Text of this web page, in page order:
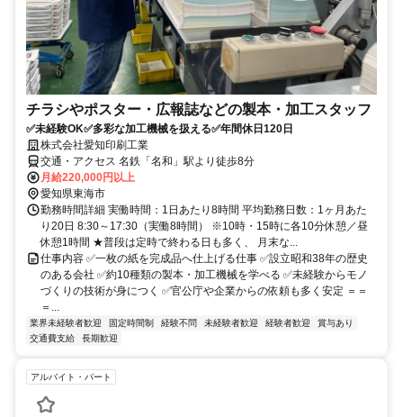
チラシやポスター・広報誌などの製本・加工スタッフ
✅未経験OK✅多彩な加工機械を扱える✅年間休日120日
株式会社愛知印刷工業
交通・アクセス 名鉄「名和」駅より徒歩8分
月給220,000円以上
愛知県東海市
勤務時間詳細 実働時間：1日あたり8時間 平均勤務日数：1ヶ月あた
り20日 8:30～17:30（実働8時間） ※10時・15時に各10分休憩／昼
休憩1時間 ★普段は定時で終わる日も多く、 月末な...
仕事内容 ✅一枚の紙を完成品へ仕上げる仕事 ✅設立昭和38年の歴史
のある会社 ✅約10種類の製本・加工機械を学べる ✅未経験からモノ
づくりの技術が身につく ✅官公庁や企業からの依頼も多く安定 ＝＝
＝...
業界未経験者歓迎 固定時間制 経験不問 未経験者歓迎 経験者歓迎
賞与あり
交通費支給
長期歓迎
アルバイト・パート